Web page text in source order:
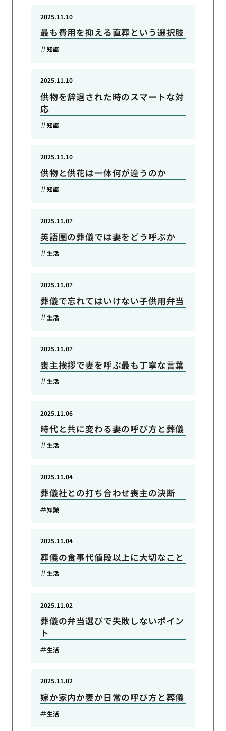
最も費用を抑える直葬という選択肢
2025.11.10
知識
供物を辞退された時のスマートな対
応
2025.11.10
知識
供物と供花は一体何が違うのか
2025.11.10
知識
英語圏の葬儀では妻をどう呼ぶか
2025.11.07
生活
葬儀で忘れてはいけない子供用弁当
2025.11.07
生活
喪主挨拶で妻を呼ぶ最も丁寧な言葉
2025.11.07
生活
時代と共に変わる妻の呼び方と葬儀
2025.11.06
生活
葬儀社との打ち合わせ喪主の決断
2025.11.04
知識
葬儀の食事代値段以上に大切なこと
2025.11.04
生活
葬儀の弁当選びで失敗しないポイン
ト
2025.11.02
生活
嫁か家内か妻か日常の呼び方と葬儀
2025.11.02
生活